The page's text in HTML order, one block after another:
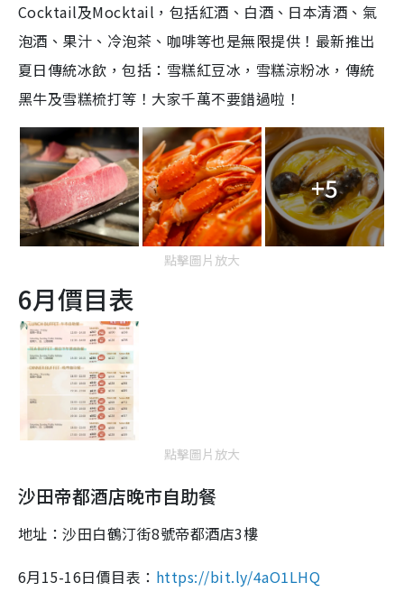
Cocktail及Mocktail，包括紅酒、白酒、日本清酒、氣
泡酒、果汁、冷泡茶、咖啡等也是無限提供！最新推出
夏日傳統冰飲，包括：雪糕紅豆冰，雪糕涼粉冰，傳統
黑牛及雪糕梳打等！大家千萬不要錯過啦！
+5
點擊圖片放大
6月價目表
點擊圖片放大
沙田帝都酒店晚市自助餐
地址：沙田白鶴汀街8號帝都酒店3樓
6月15-16日價目表： https://bit.ly/4aO1LHQ